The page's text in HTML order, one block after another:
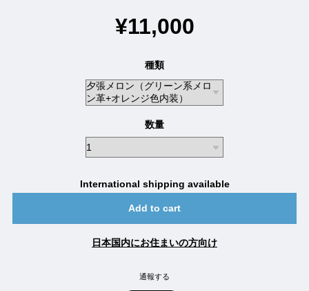
¥11,000
種類
数量
International shipping available
Add to cart
日本国内にお住まいの方向け
通報する